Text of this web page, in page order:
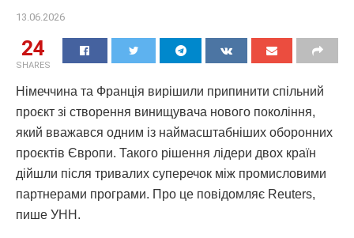
13.06.2026
24
SHARES
Німеччина та Франція вирішили припинити спільний
проєкт зі створення винищувача нового покоління,
який вважався одним із наймасштабніших оборонних
проєктів Європи. Такого рішення лідери двох країн
дійшли після тривалих суперечок між промисловими
партнерами програми. Про це повідомляє Reuters,
пише УНН.